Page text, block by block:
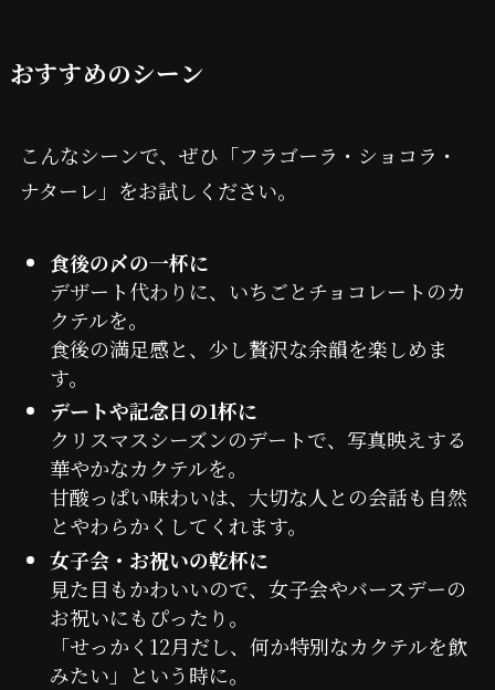
おすすめのシーン
こんなシーンで、ぜひ「フラゴーラ・ショコラ・
ナターレ」をお試しください。
食後の〆の一杯に
デザート代わりに、いちごとチョコレートのカ
クテルを。
食後の満足感と、少し贅沢な余韻を楽しめま
す。
デートや記念日の1杯に
クリスマスシーズンのデートで、写真映えする
華やかなカクテルを。
甘酸っぱい味わいは、大切な人との会話も自然
とやわらかくしてくれます。
女子会・お祝いの乾杯に
見た目もかわいいので、女子会やバースデーの
お祝いにもぴったり。
「せっかく12月だし、何か特別なカクテルを飲
みたい」という時に。